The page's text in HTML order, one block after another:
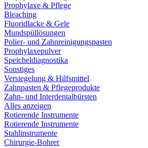
Prophylaxe & Pflege
Bleaching
Fluoridlacke & Gele
Mundspüllösungen
Polier- und Zahnreinigungspasten
Prophylaxepulver
Speicheldiagnostika
Sonstiges
Versiegelung & Hilfsmittel
Zahnpasten & Pflegeprodukte
Zahn- und Interdentalbürsten
Alles anzeigen
Rotierende Instrumente
Rotierende Instrumente
Stahlinstrumente
Chirurgie-Bohrer